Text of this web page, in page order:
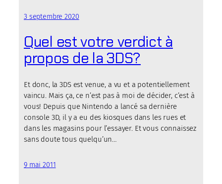
3 septembre 2020
Quel est votre verdict à
propos de la 3DS?
Et donc, la 3DS est venue, a vu et a potentiellement
vaincu. Mais ça, ce n’est pas à moi de décider, c’est à
vous! Depuis que Nintendo a lancé sa dernière
console 3D, il y a eu des kiosques dans les rues et
dans les magasins pour l’essayer. Et vous connaissez
sans doute tous quelqu’un…
9 mai 2011